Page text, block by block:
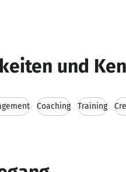
und
Coaching Training